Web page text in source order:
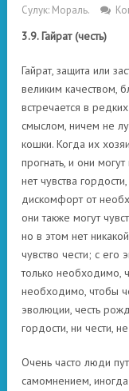
Сулук: Мораль.
3.9. Гайрат (честь)
Гайрат, защита или
великим качеством,
встречается в
смыслом, ничем не
кошки. Когда их
прогнать, и они
нет чувства
дискомфорт от
они также могут
но в этом нет
чувство чести; с
только необходимо,
необходимо, чтобы
эволюции, честь
гордости, ни чести,
Очень часто люди
самомнением,